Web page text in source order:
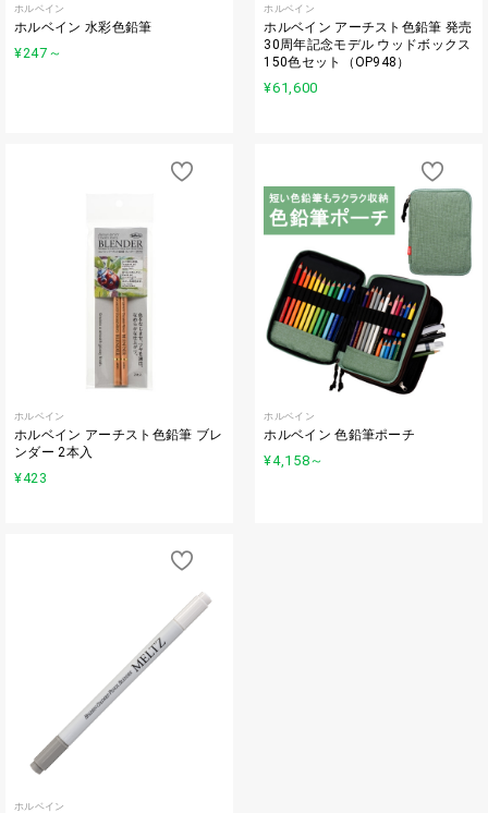
ホルベイン
ホルベイン 水彩色鉛筆
¥247 ～
ホルベイン
ホルベイン アーチスト色鉛筆 発売
30周年記念モデル ウッドボックス
150色セット（OP948）
¥61,600
ホルベイン
ホルベイン アーチスト色鉛筆 ブレ
ンダー 2本入
¥423
ホルベイン
ホルベイン 色鉛筆ポーチ
¥4,158～
ホルベイン